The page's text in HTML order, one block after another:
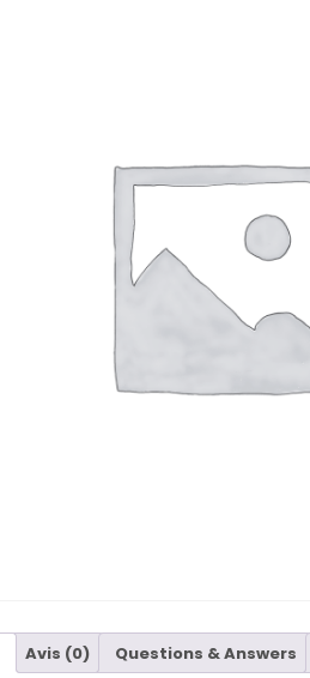
Avis (0) Questions & Answers